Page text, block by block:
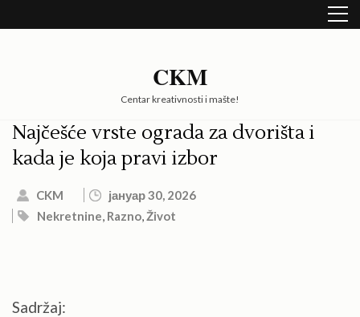
to
CKM
Centar kreativnosti i mašte!
Najčešće vrste ograda za dvorišta i
kada je koja pravi izbor
CKM
јануар 30, 2026
Nekretnine, Razno,Život
Sadržaj: